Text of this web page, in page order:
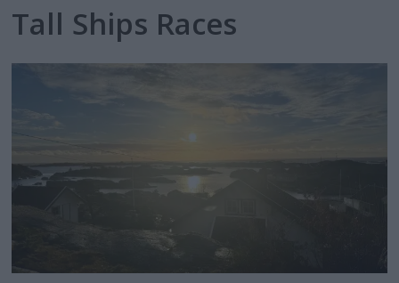
Tall Ships Races